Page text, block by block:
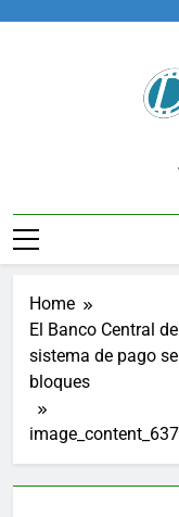
Home
El Banco Central
sistema de pago
bloques